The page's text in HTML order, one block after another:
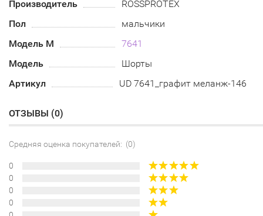
Производитель
ROSSPROTEX
Пол
мальчики
Модель М
7641
Модель
Шорты
Артикул
UD 7641_графит меланж-146
ОТЗЫВЫ (0)
Средняя оценка покупателей: (0)
0
0
0
0